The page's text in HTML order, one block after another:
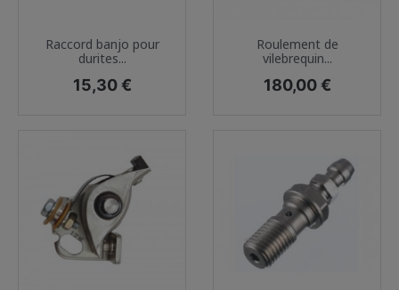
Raccord banjo pour
durites...
Prix
15,30 €
Roulement de
vilebrequin...
Prix
180,00 €